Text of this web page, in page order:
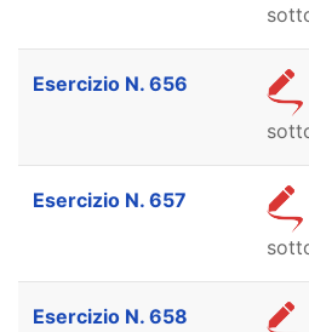
Esercizio N. 656
Esercizio N. 657
Esercizio N. 658